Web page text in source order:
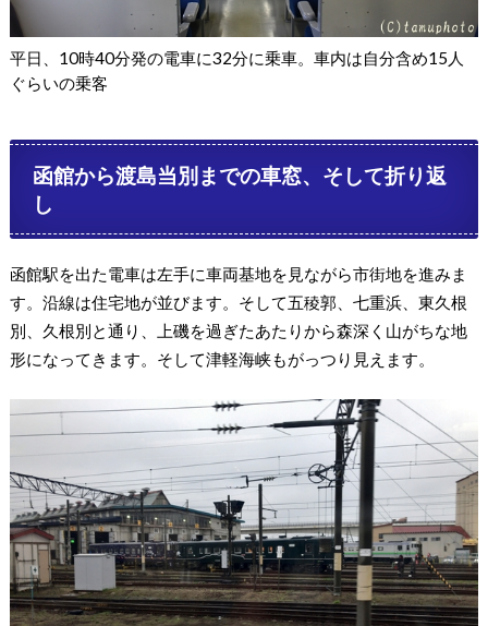
平日、10時40分発の電車に32分に乗車。車内は自分含め15人
ぐらいの乗客
函館から渡島当別までの車窓、そして折り返
し
函館駅を出た電車は左手に車両基地を見ながら市街地を進みま
す。沿線は住宅地が並びます。そして五稜郭、七重浜、東久根
別、久根別と通り、上磯を過ぎたあたりから森深く山がちな地
形になってきます。そして津軽海峡もがっつり見えます。